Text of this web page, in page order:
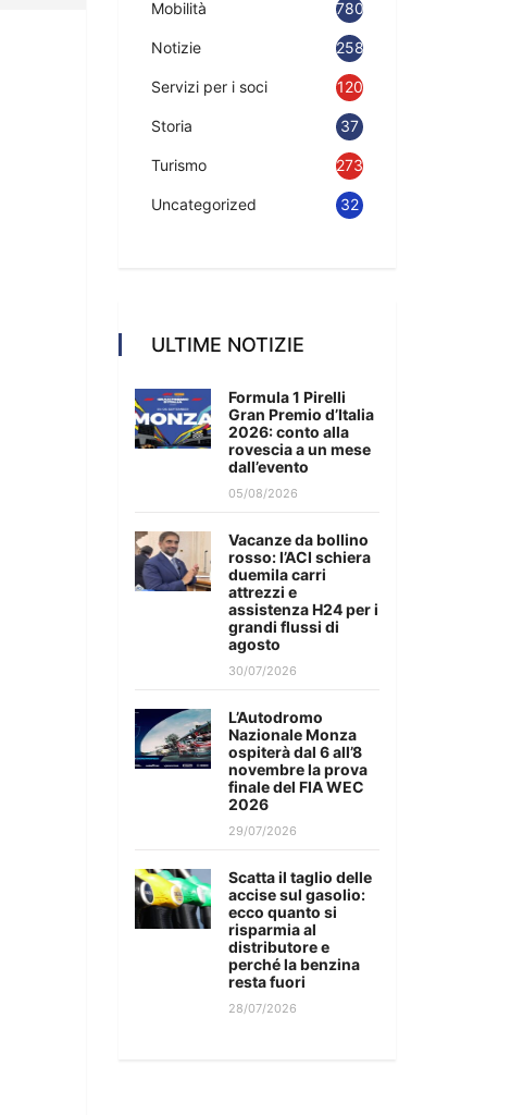
Mobilità 780
Notizie 2583
Servizi per i soci 120
Storia 37
Turismo 273
Uncategorized 32
ULTIME NOTIZIE
Formula 1 Pirelli
Gran Premio d’Italia
2026: conto alla
rovescia a un mese
dall’evento
05/08/2026
Vacanze da bollino
rosso: l’ACI schiera
duemila carri
attrezzi e
assistenza H24 per i
grandi flussi di
agosto
30/07/2026
L’Autodromo
Nazionale Monza
ospiterà dal 6 all’8
novembre la prova
finale del FIA WEC
2026
29/07/2026
Scatta il taglio delle
accise sul gasolio:
ecco quanto si
risparmia al
distributore e
perché la benzina
resta fuori
28/07/2026